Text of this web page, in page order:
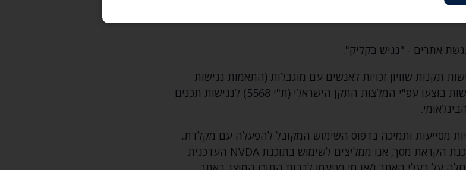
אתרים - "נגיש בקליק".
תקנות שוויון זכויות לאנשים עם מוגבלות (התאמות נגישות
לשירות)‚ התשע"ג 2013. התאמות הנגישות בוצעו עפ"י המלצות התקן הישראלי (ת"י 5568) לנגישות תכנים
מסייעות ותמיכה בדפוס השימוש המקובל להפעלה עם מקלדת.
לשם קבלת חווית גלישה מיטבית עם תוכנת הקראת מסך‚ אנו ממליצים לשימוש בתוכנת NVDA העדכנית